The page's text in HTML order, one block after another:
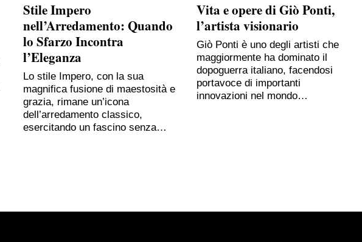
Stile Impero
nell’Arredamento: Quando
lo Sfarzo Incontra
l’Eleganza
Lo stile Impero, con la sua
magnifica fusione di maestosità e
grazia, rimane un’icona
dell’arredamento classico,
esercitando un fascino senza…
Vita e opere di Giò Ponti,
l’artista visionario
Giò Ponti è uno degli artisti che
maggiormente ha dominato il
dopoguerra italiano, facendosi
portavoce di importanti
innovazioni nel mondo…